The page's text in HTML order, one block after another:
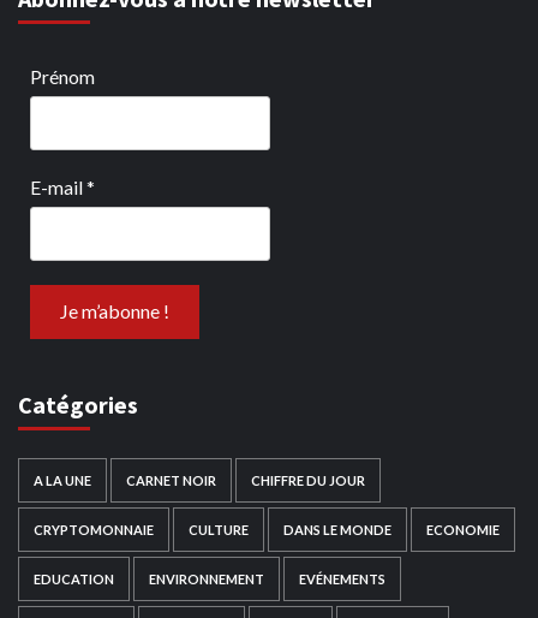
Prénom
E-mail*
Catégories
A LA UNE CARNET NOIR CHIFFRE DU JOUR
CRYPTOMONNAIE CULTURE DANS LE MONDE ECONOMIE
EDUCATION ENVIRONNEMENT EVÉNEMENTS